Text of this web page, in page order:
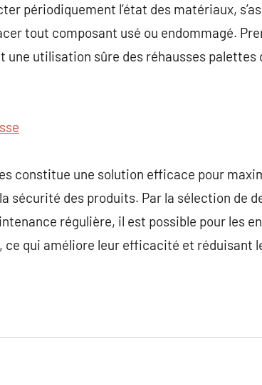
périodiquement l’état des matériaux,
tout composant usé ou endommagé.
utilisation sûre des réhausses palettes
constitue une solution efficace pour
sécurité des produits. Par la sélection de
régulière, il est possible pour les
ce qui améliore leur efficacité et réduisant